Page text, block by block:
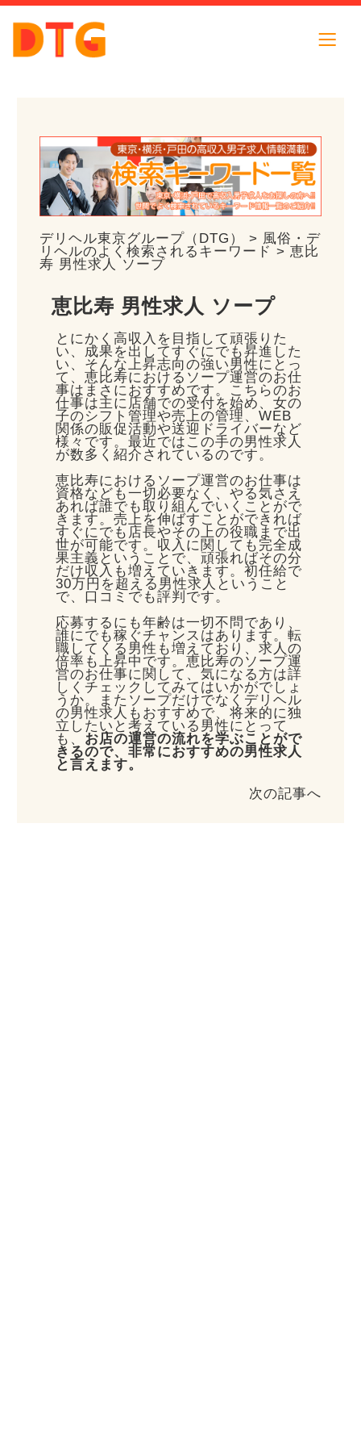
デリヘル東京グループ（DTG） > 風俗・デ
リヘルのよく検索されるキーワード > 恵比
寿 男性求人 ソープ
恵比寿 男性求人 ソープ
とにかく高収入を目指して頑張りた
い、成果を出してすぐにでも昇進した
い、そんな上昇志向の強い男性にとっ
て、恵比寿におけるソープ運営のお仕
事はまさにおすすめです。こちらのお
仕事は主に店舗での受付を始め、女の
子のシフト管理や売上の管理、WEB
関係の販促活動や送迎ドライバーなど
様々です。最近ではこの手の男性求人
が数多く紹介されているのです。
恵比寿におけるソープ運営のお仕事は
資格なども一切必要なく、やる気さえ
あれば誰でも取り組んでいくことがで
きます。売上を伸ばすことができれば
すぐにでも店長やその上の役職まで出
世が可能です。収入に関しても完全成
果主義ということで、頑張ればその分
だけ収入も増えていきます。初任給で
30万円を超える男性求人ということ
で、口コミでも評判です。
応募するにも年齢は一切不問であり、
誰にでも稼ぐチャンスはあります。転
職してくる男性も増えており、求人の
倍率も上昇中です。恵比寿のソープ運
営のお仕事に関して、気になる方は詳
しくチェックしてみてはいかがでしょ
うか。またソープだけでなくデリヘル
の男性求人もおすすめで、将来的に独
立したいと考えている男性にとって
も、 お店の運営の流れを学ぶことがで
きるので、非常におすすめの男性求人
と言えます。
次の記事へ